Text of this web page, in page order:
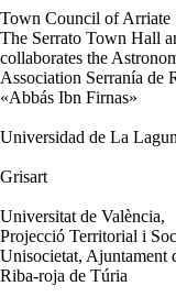
Town Council of Arriate
The Serrato Town Hall
collaborates the
Association Serranía de
«Abbás Ibn Firnas»
Universidad de La
Grisart
Universitat de València,
Projecció Territorial i
Unisocietat, Ajuntament
Riba-roja de Túria